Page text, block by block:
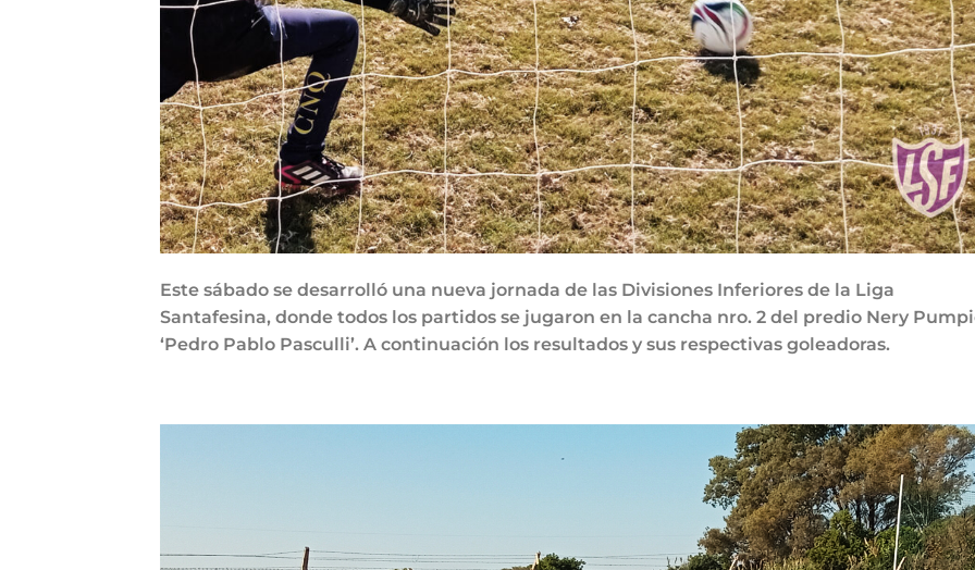
Este sábado se desarrolló una nueva jornada de las Divisiones Inferiores de la Liga
Santafesina, donde todos los partidos se jugaron en la cancha nro. 2 del predio Nery
‘Pedro Pablo Pasculli’. A continuación los resultados y sus respectivas goleadoras.